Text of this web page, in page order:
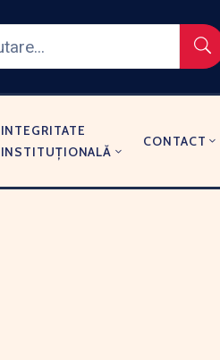
INTEGRITATE
INSTITUȚIONALĂ
CONTACT